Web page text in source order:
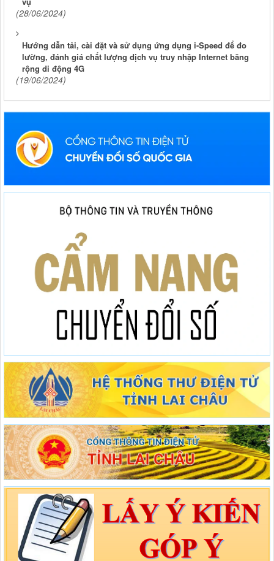
(28/06/2024)
Hướng dẫn tải, cài đặt và sử dụng ứng dụng i-Speed để đo
lường, đánh giá chất lượng dịch vụ truy nhập Internet băng
rộng di động 4G
(19/06/2024)